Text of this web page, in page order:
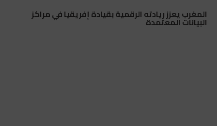
المغرب يعزز ريادته الرقمية بقيادة إفريقيا في مراكز
البيانات المعتمدة